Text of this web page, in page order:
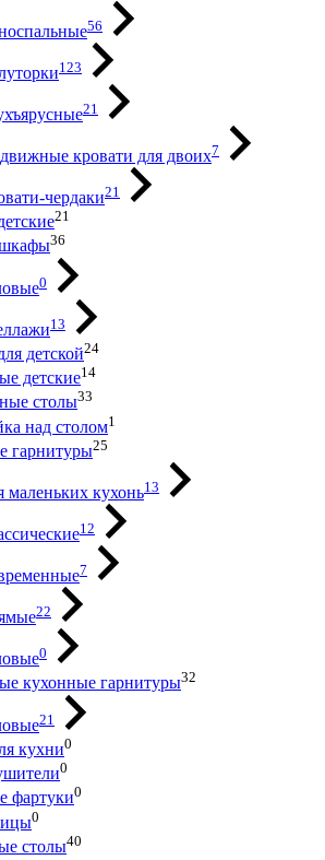
56
123
21
кровати для двоих7
чердаки21
21
36
0
13
детской24
детские14
столы33
над столом1
гарнитуры25
маленьких кухонь13
12
7
22
0
кухонные гарнитуры32
21
кухни0
0
фартуки0
0
столы40